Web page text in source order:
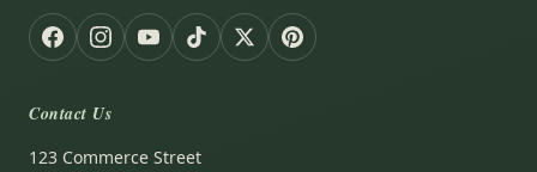
Contact Us
123 Commerce Street